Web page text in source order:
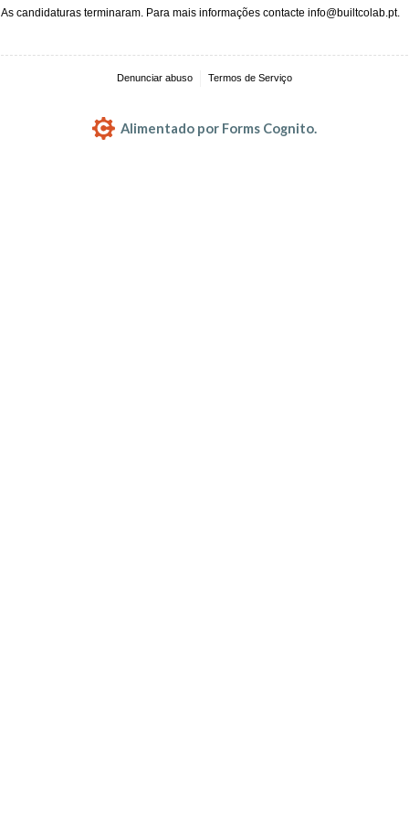
As candidaturas terminaram. Para mais informações contacte info@builtcolab.pt.
Denunciar abuso Termos de Serviço
Alimentado por Forms Cognito.